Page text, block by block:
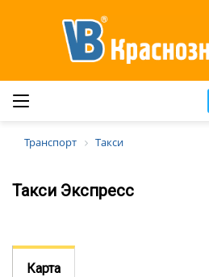
Транспорт Такси
Такси Экспресс
Карта